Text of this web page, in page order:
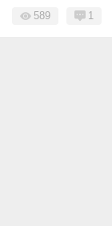
589 1